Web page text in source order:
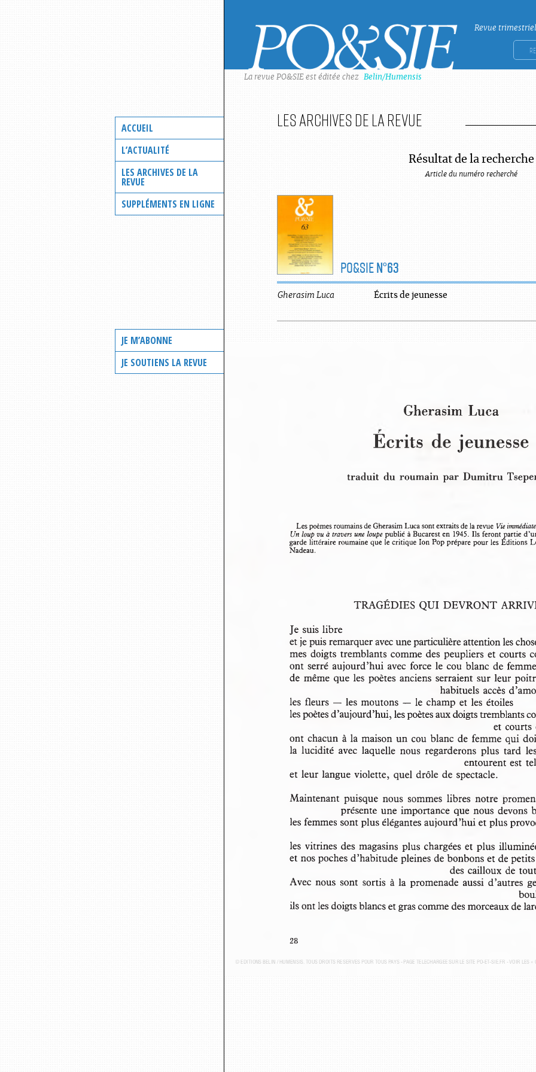
ACCUEIL
L’ACTUALITÉ
LES ARCHIVES DE LA
REVUE
SUPPLÉMENTS EN LIGNE
JE M’ABONNE
JE SOUTIENS LA REVUE
Revue
La revue PO&SIE est éditée chez Belin/Humensis
Les archives de la revue
Résultat de la recherche
Article du numéro recherché
PO&SIEN°63
Gherasim Luca Écrits de jeunesse
Gherasim Luca
Écrits  de jeunesse
traduit  du roumain par Dumitru
Les poèmes roumains de Gherasim Luca sont extraits de la revue Vie immédiate
Un loup vu à travers une loupe publié à Bucarest en 1945. Ils feront partie
garde littéraire roumaine que le critique Ion Pop prépare pour les
Nadeau.
TRAGÉDIES  QUI  DEVRONT
Je suis libre
et je puis remarquer avec une particulière attention les
mes doigts tremblants comme des peupliers et courts
ont serré aujourd’hui avec force le cou blanc de
de même que les poètes anciens serraient sur leur
habituels accès
les fleurs — les moutons — le champ et les étoiles
les poètes d’aujourd’hui, les poètes aux doigts tremblants
et courts
ont chacun à la maison un cou blanc de femme qui
la  lucidité  avec  laquelle  nous  regarderons  plus  tard
entourent est
et leur langue violette,  quel drôle de spectacle.
Maintenant  puisque  nous  sommes  libres  notre
présente une importance que nous
les femmes sont plus élégantes aujourd’hui et plus
les vitrines des magasins plus chargées et plus
et nos poches d’habitude pleines de bonbons et de
des cailloux de
Avec nous  sont  sortis  à la promenade aussi  d’autres
ils ont les doigts blancs et gras comme des morceaux de
28
© ÉDITIONS BELIN / HUMENSIS. TOUS DROITS RÉSERVÉS POUR TOUS PAYS - PAGE TÉLÉCHARGÉE SUR LE SITE PO-ET-SIE.FR - VOIR